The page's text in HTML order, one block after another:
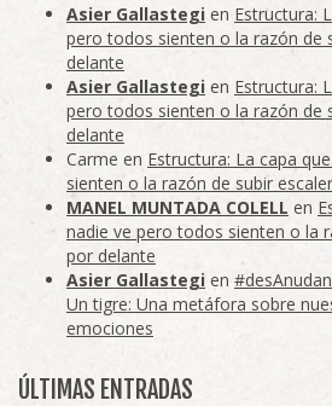
Asier Gallastegi en Estructura:
pero todos sienten o la razón de
delante
Asier Gallastegi en Estructura:
pero todos sienten o la razón de
delante
Carme en Estructura: La capa
sienten o la razón de subir
MANEL MUNTADA COLELL en
nadie ve pero todos sienten o la
por delante
Asier Gallastegi en
Un tigre: Una metáfora sobre
emociones
ÚLTIMAS ENTRADAS